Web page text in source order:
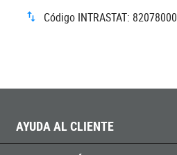
Código INTRASTAT: 82078000
AYUDA AL CLIENTE